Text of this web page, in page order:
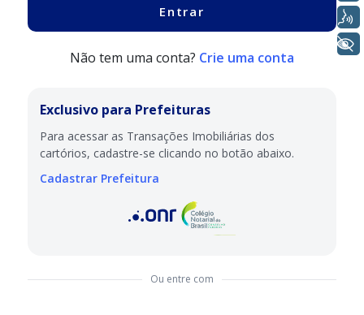
Não tem uma conta? Crie uma conta
Exclusivo para Prefeituras
Para acessar as Transações Imobiliárias dos
cartórios, cadastre-se clicando no botão abaixo.
Cadastrar Prefeitura
Ou entre com